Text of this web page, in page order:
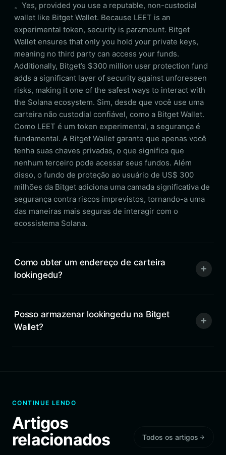
。Yes, provided you use a reputable, non-custodial
wallet like Bitget Wallet. Because LEET is an
experimental token, security is paramount. Bitget
Wallet ensures that only you hold your private keys,
meaning no third party can access your funds.
Additionally, Bitget’s $300 million user protection fund
adds a significant layer of security against unforeseen
risks, making it one of the safest ways to interact with
the Solana ecosystem. Sim, desde que você use uma
carteira não custodial confiável, como a Bitget Wallet.
Como LEET é um token experimental, a segurança é
fundamental. A Bitget Wallet garante que apenas você
tenha suas chaves privadas, o que significa que
nenhum terceiro pode acessar seus fundos. Além
disso, o fundo de proteção ao usuário de US$ 300
milhões da Bitget adiciona uma camada significativa de
segurança contra riscos imprevistos, tornando-a uma
das maneiras mais seguras de interagir com o
ecossistema Solana.
Como obter um endereço de carteira
lookingedu?
Posso armazenar lookingedu na Bitget
Wallet?
CONTINUE LENDO
Artigos
relacionados
Todos os artigos